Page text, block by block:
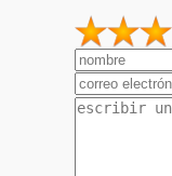
2
1